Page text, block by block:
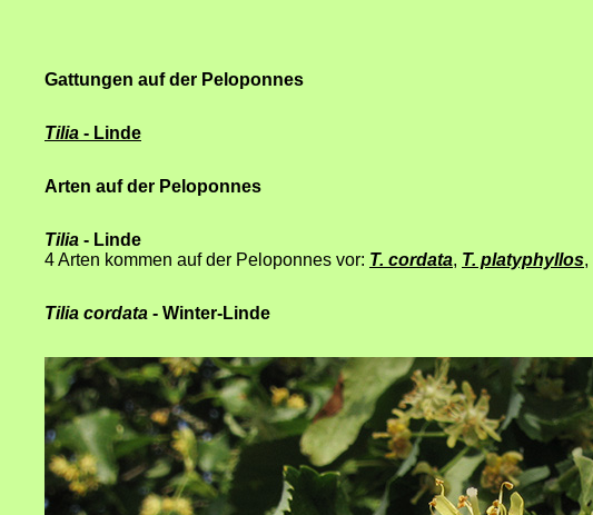
Gattungen auf der Peloponnes
Tilia - Linde
Arten auf der Peloponnes
Tilia - Linde
4 Arten kommen auf der Peloponnes vor: T. cordata, T. platyphyllos,
Tilia cordata - Winter-Linde